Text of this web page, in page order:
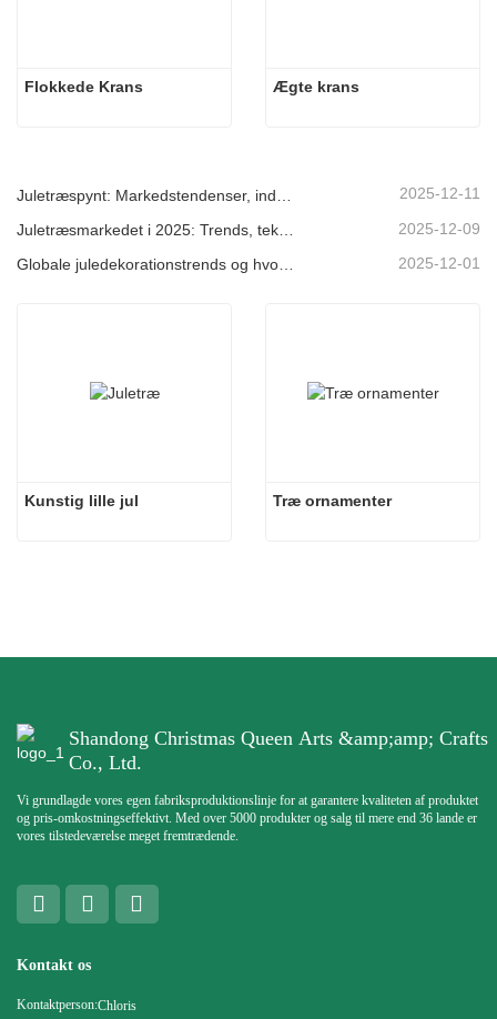
Flokkede Krans Ægte krans
2025-12-11
2025-12-09
Globale juledekorationstrends og hvorfor Christmas Queen fortsat fører an på markedet 2025-12-01
Kunstig lille jul Træ ornamenter
Shandong Christmas Queen Arts &amp;amp; Crafts
Co., Ltd.
Vi grundlagde vores egen fabriksproduktionslinje for at garantere kvaliteten af ​​produktet
og pris-omkostningseffektivt. Med over 5000 produkter og salg til mere end 36 lande er
vores tilstedeværelse meget fremtrædende.
Kontakt os
Kontaktperson:Chloris